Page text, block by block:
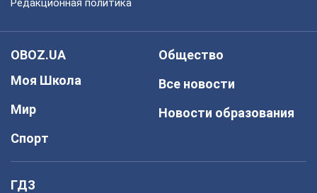
Редакционная политика
OBOZ.UA
Моя Школа
Мир
Спорт
Общество
Все новости
Новости образования
ГДЗ